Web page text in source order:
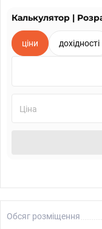
Калькулятор |
ціни дохідності
Ціна
Обсяг розміщення